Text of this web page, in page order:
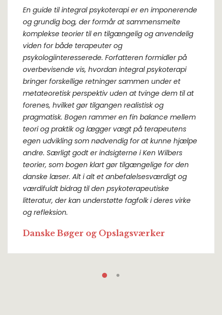
En guide til integral psykoterapi er en imponerende
og grundig bog, der formår at sammensmelte
komplekse teorier til en tilgængelig og anvendelig
viden for både terapeuter og
psykologiinteresserede. Forfatteren formidler på
overbevisende vis, hvordan integral psykoterapi
bringer forskellige retninger sammen under et
metateoretisk perspektiv uden at tvinge dem til at
forenes, hvilket gør tilgangen realistisk og
pragmatisk. Bogen rammer en fin balance mellem
teori og praktik og lægger vægt på terapeutens
egen udvikling som nødvendig for at kunne hjælpe
andre. Særligt godt er indsigterne i Ken Wilbers
teorier, som bogen klart gør tilgængelige for den
danske læser. Alt i alt et anbefalelsesværdigt og
værdifuldt bidrag til den psykoterapeutiske
litteratur, der kan understøtte fagfolk i deres virke
og refleksion.
Danske Bøger og Opslagsværker